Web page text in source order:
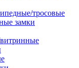
тросовые
замки